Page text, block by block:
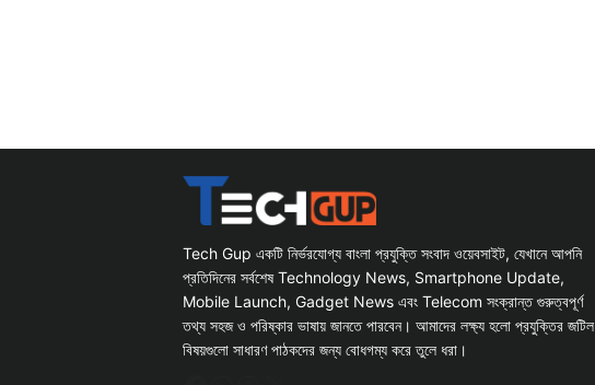
Tech Gup একটি নির্ভরযোগ্য বাংলা প্রযুক্তি সংবাদ ওয়েবসাইট, যেখানে আপনি
প্রতিদিনের সর্বশেষ Technology News, Smartphone Update,
Mobile Launch, Gadget News এবং Telecom সংক্রান্ত গুরুত্বপূর্ণ
তথ্য সহজ ও পরিষ্কার ভাষায় জানতে পারবেন। আমাদের লক্ষ্য হলো প্রযুক্তির জটিল
বিষয়গুলো সাধারণ পাঠকদের জন্য বোধগম্য করে তুলে ধরা।